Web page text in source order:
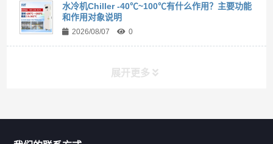
水冷机Chiller -40℃~100℃有什么作用？主要功能
和作用对象说明
2026/08/07 0
展开更多